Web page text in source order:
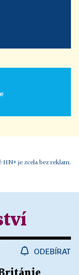
HN+ je zcela bez reklam.
ODEBÍRAT